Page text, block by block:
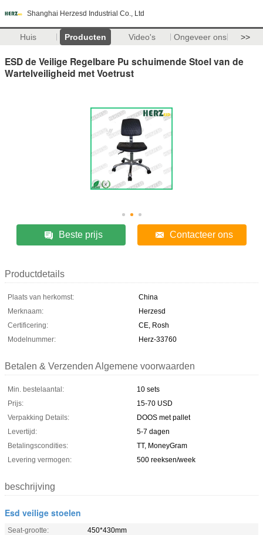
Shanghai Herzesd Industrial Co., Ltd
Huis Producten Video's Ongeveer ons >>
ESD de Veilige Regelbare Pu schuimende Stoel van de
Wartelveiligheid met Voetrust
Beste prijs Contacteer ons
Productdetails
Plaats van herkomst:
China
Merknaam:
Herzesd
Certificering:
CE, Rosh
Modelnummer:
Herz-33760
Betalen & Verzenden Algemene voorwaarden
Min. bestelaantal:
10 sets
Prijs:
15-70 USD
Verpakking Details:
DOOS met pallet
Levertijd:
5-7 dagen
Betalingscondities:
TT, MoneyGram
Levering vermogen:
500 reeksen/week
beschrijving
Esd veilige stoelen
Seat-grootte:
450*430mm